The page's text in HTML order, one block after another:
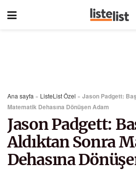
Ana sayfa » ListeList Özel » Jason Padgett:
Matematik Dehasına Dönüşen Adam
Jason Padgett:
Aldıktan Sonra
Dehasına